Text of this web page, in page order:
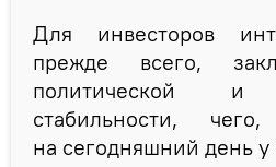
Для инвесторов
прежде всего,
политической и
стабильности,
на сегодняшний день у